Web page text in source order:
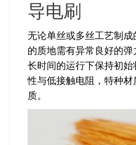
导电刷
无论单丝或多丝工艺制
的质地需有异常良好的
长时间的运行下保持初
性与低接触电阻，特种
质。